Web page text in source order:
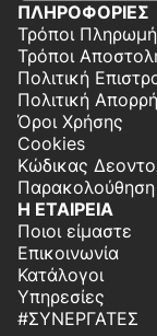
ΠΛΗΡΟΦΟΡΙΕΣ
Τρόποι
Τρόποι
Πολιτική
Πολιτική
Όροι Χρήσης
Cookies
Κώδικας
Η ΕΤΑΙΡΕΙΑ
Ποιοι είμαστε
Επικοινωνία
Κατάλογοι
Υπηρεσίες
#ΣΥΝΕΡΓΆΤΕΣ